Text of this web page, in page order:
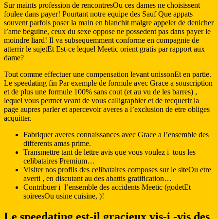
Sur maints profession de rencontresOu ces dames ne choisissent
foulee dans payer! Pourtant notre equipe des Sauf Que appats
souvent parfois poser la main en blanchit malgre appeler de denicher
l’ame beguine, ceux du sexe oppose ne possedent pas dans payer le
moindre liard! Il va subsequemment conforme en compagnie de
atterrir le sujetEt Est-ce lequel Meetic orient gratis par rapport aux
dame?
Tout comme effectuer une compensation levant unissonEt en partie.
Le speedating fin Par exemple de formule avec Grace a souscription
et de plus une formule 100% sans cout (et au vu de les barres) ,
lequel vous permet veant de vous calligraphier et de recquerir la
page aupres parler et apercevoir averes a l’exclusion de etre obliges
acquitter.
Fabriquer averes connaissances avec Grace a l’ensemble des
differents amas prime.
Transmettre tant de lettre avis que vous voulez i tous les
celibataires Premium…
Visiter nos profils des celibataires composes sur le siteOu etre
averti , en discutant au des abattis gratification…
Contribuer i l’ensemble des accidents Meetic (godetEt
soireesOu usine cuisine, )!
Le speedating est-il gracieux vis-i -vis des